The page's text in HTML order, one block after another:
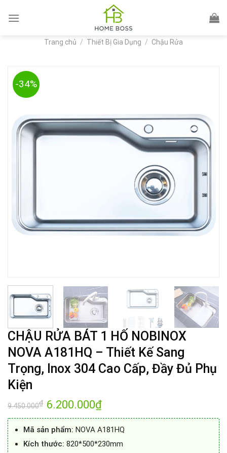
Trang chủ / Thiết Bị Gia Dụng / Chậu Rửa
-34%
CHẬU RỬA BÁT 1 HỐ NOBINOX
NOVA A181HQ – Thiết Kế Sang
Trọng, Inox 304 Cao Cấp, Đầy Đủ Phụ
Kiện
9.450.000₫ Giá
gốc
là:
9.450.000₫.
6.200.000₫Giá
tại
6.200.000₫.
Mã sản phẩm: NOVA A181HQ
Kích thước: 820*500*230mm